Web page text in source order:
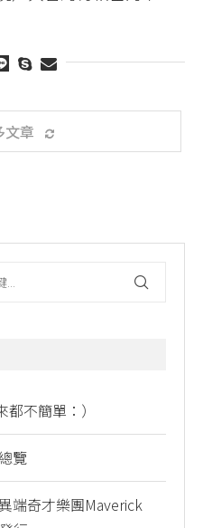
文章
不簡單：）
覽
端奇才樂團Maverick